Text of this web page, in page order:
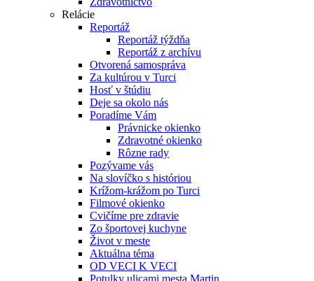
Relácie
Reportáž
Reportáž týždňa
Reportáž z archívu
Otvorená samospráva
Za kultúrou v Turci
Hosť v štúdiu
Deje sa okolo nás
Poradíme Vám
Právnicke okienko
Zdravotné okienko
Rôzne rady
Pozývame vás
Na slovíčko s históriou
Krížom-krážom po Turci
Filmové okienko
Cvičíme pre zdravie
Zo športovej kuchyne
Život v meste
Aktuálna téma
OD VECI K VECI
Potulky ulicami mesta Martin